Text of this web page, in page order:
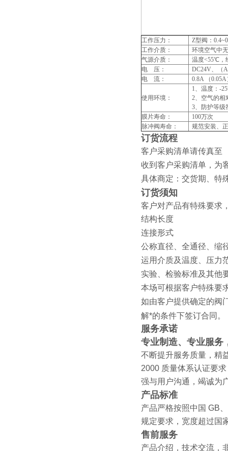
工作压力：
Z型阀：
工作介质：
环境空气中
气源介质：
温度<55℃，
电 压：
DC24V、（
电 流：
0.8A （0.05A
使用环境：
1、温度：-
2、空气的相
3、防护等级
膜片寿命：
100万次
脉冲阀寿命：
规范安装、
订货流程
客户采购清单请传真至
收到客户采购清单，为
具体商定：交货期、特
订货须知
客户对产品有特殊要求
结构长度
连接形式
公称直径、全通径、缩
运用介质及温度、压力
实验、检验标准及其他
本场可根据客户特殊要
如由客户提供确定的阀
解*的条件下签订合同。
服务承诺
专业制造、专业服务
不断提升服务质量，精
2000 质量体系认证要
强与用户沟通，竭诚为
产品标准
产品严格按照中国 GB
规定要求，宽度超过国
售前服务
产品介绍，技术交流，